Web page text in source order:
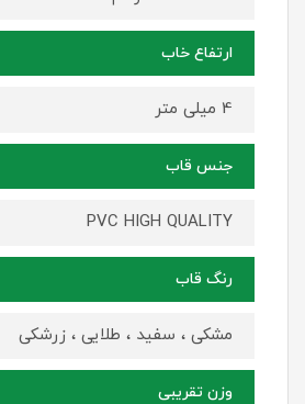
ارتفاع خاب
4 میلی متر
جنس قاب
PVC HIGH QUALITY
رنگ قاب
مشکی ، سفید ، طلایی ، زرشکی
وزن تقریبی